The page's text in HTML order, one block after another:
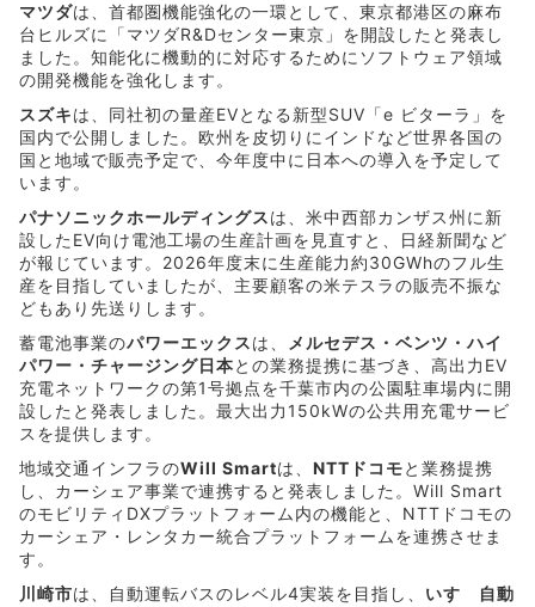
マツダは、首都圏機能強化の一環として、東京都港区の麻布
台ヒルズに「マツダR&Dセンター東京」を開設したと発表し
ました。知能化に機動的に対応するためにソフトウェア領域
の開発機能を強化します。
スズキは、同社初の量産EVとなる新型SUV「e ビターラ」を
国内で公開しました。欧州を皮切りにインドなど世界各国の
国と地域で販売予定で、今年度中に日本への導入を予定して
います。
パナソニックホールディングスは、米中西部カンザス州に新
設したEV向け電池工場の生産計画を見直すと、日経新聞など
が報じています。2026年度末に生産能力約30GWhのフル生
産を目指していましたが、主要顧客の米テスラの販売不振な
どもあり先送りします。
蓄電池事業のパワーエックスは、
メルセデス・ベンツ・ハイ
パワー・チャージング日本との業務提携に基づき、高出力EV
充電ネットワークの第1号拠点を千葉市内の公園駐車場内に開
設したと発表しました。最大出力150kWの公共用充電サービ
スを提供します。
地域交通インフラのWill Smartは、 NTTドコモと業務提携
し、カーシェア事業で連携すると発表しました。Will Smart
のモビリティDXプラットフォーム内の機能と、NTTドコモの
カーシェア・レンタカー統合プラットフォームを連携させま
す。
川崎市は、自動運転バスのレベル4実装を目指し、 いすゞ自動